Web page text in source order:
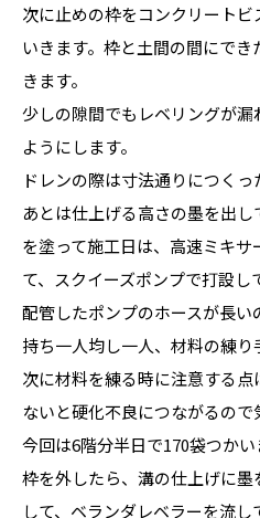
次に止めの枠をコンクリート
いきます。枠と土間の間にで
きます。
少しの隙間でもレベリングが
ようにします。
ドレンの際は寸法通りにつくっ
あとは仕上げる高さの墨を出
を塗って施工日は、高速ミキ
て、スクイーズポンプで打設し
配管したポンプのホースが長
持ち一人均し一人、材料の練り
次に材料を練る時に注意する
ないと硬化不良につながるので
今回は6階分半日で170袋つかい
枠を外したら、溝の仕上げに
して、ベランダレベラーを流し